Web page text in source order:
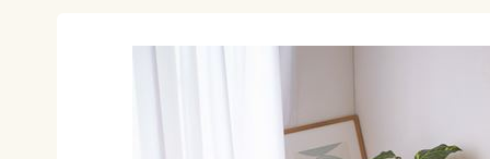
女性下着 メンズ下着 メン